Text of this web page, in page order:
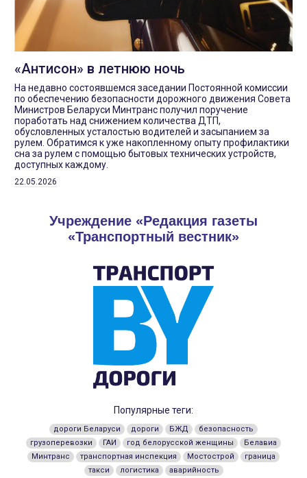
«Антисон» в летнюю ночь
На недавно состоявшемся заседании Постоянной комиссии
по обеспечению безопасности дорожного движения Совета
Министров Беларуси Минтранс получил поручение
поработать над снижением количества ДТП,
обусловленных усталостью водителей и засыпанием за
рулем. Обратимся к уже накопленному опыту профилактики
сна за рулем с помощью бытовых технических устройств,
доступных каждому.
22.05.2026
Учреждение «Редакция газеты
«Транспортный вестник»
Популярные теги:
дороги Беларуси дороги БЖД
безопасность
грузоперевозки
ГАИ год белорусской женщины
Белавиа
Минтранс
транспортная инспекция Мостострой
граница
такси
логистика аварийность